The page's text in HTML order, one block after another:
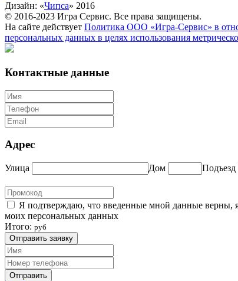
Дизайн: «Чипса» 2016
© 2016-2023 Игра Сервис. Все права защищены.
На сайте действует Политика ООО «Игра-Сервис» в
персональных данных в целях использования
Контактные данные
Адрес
Улица Дом Подъезд
Я подтверждаю, что введенные мной данные верны,
моих персональных данных
Итого: руб
Отправить заявку
Отправить